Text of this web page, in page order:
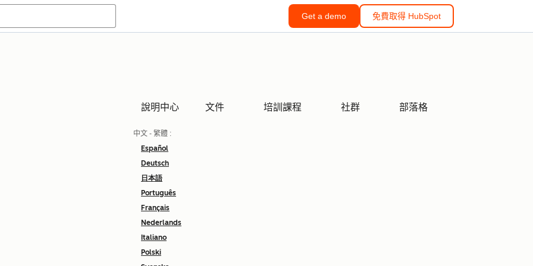
Get a demo 免費取得 HubSpot
說明中心 文件 培訓課程 社群 部落格
中文 - 繁體 :
Español
Deutsch
日本語
Português
Français
Nederlands
Italiano
Polski